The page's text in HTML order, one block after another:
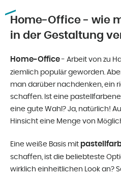
Home-Office - wie
in der Gestaltung
Home-Office- Arbeit von zu
ziemlich populär geworden.
man darüber nachdenken, ein
schaffen. Ist eine pastellfarbene
eine gute Wahl? Ja, natürlich!
Hinsicht eine Menge von
Eine weiße Basis mit
schaffen, ist die beliebteste
wirklich einheitlichen Look an?